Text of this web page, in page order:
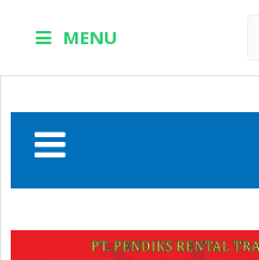
MENU